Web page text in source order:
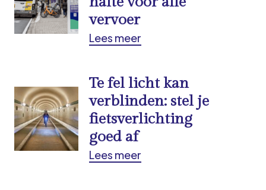
vervoer
Lees meer
Te fel licht kan
verblinden: stel je
fietsverlichting
goed af
Lees meer